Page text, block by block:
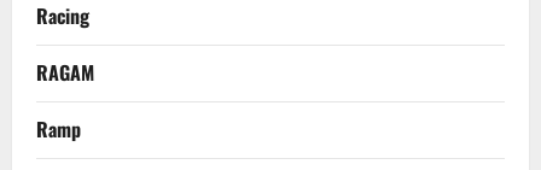
Racing
RAGAM
Ramp